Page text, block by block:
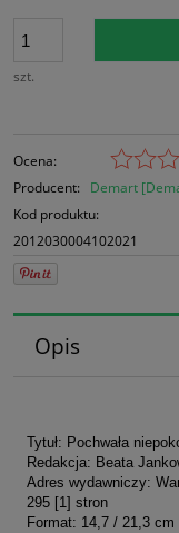
szt.
Ocena:
Producent:
Demart
Kod produktu:
2012030004102021
Opis
Tytuł: Pochwała
Redakcja: Beata
Adres wydawniczy:
295 [1] stron
Format: 14,7 / 21,3 cm